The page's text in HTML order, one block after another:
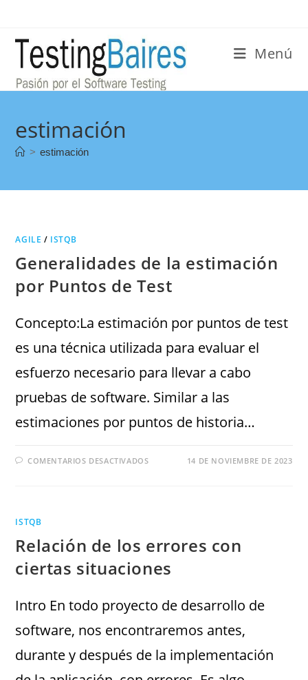
Menú
estimación
> estimación
AGILE / ISTQB
Generalidades de la estimación
por Puntos de Test
Concepto:La estimación por puntos de test
es una técnica utilizada para evaluar el
esfuerzo necesario para llevar a cabo
pruebas de software. Similar a las
estimaciones por puntos de historia…
COMENTARIOS DESACTIVADOS 14 DE NOVIEMBRE DE 2023
ISTQB
Relación de los errores con
ciertas situaciones
Intro En todo proyecto de desarrollo de
software, nos encontraremos antes,
durante y después de la implementación